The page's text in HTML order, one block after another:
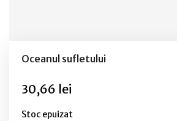
Oceanul sufletului
30,66 lei
Stoc epuizat